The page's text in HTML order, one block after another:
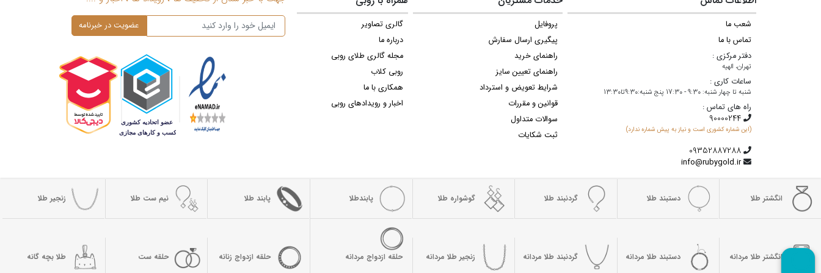
شعب ما
تماس با ما
دفتر مرکزی :
تهران، الهیه
ساعات کاری :
شنبه تا چهار شنبه: 9:30 - 17:30 پنج شنبه:9:30تا13:30
راه های تماس :
(این شماره کشوری است و نیاز به پیش شماره ندارد)
info@rubygold.ir
پروفایل
پیگیری ارسال سفارش
راهنمای خرید
راهنمای تعیین سایز
شرایط تعویض و استرداد
قوانین و مقررات
سوالات متداول
ثبت شکایات
گالری تصاویر
درباره ما
مجله گالری طلای روبی
روبی کلاب
همکاری با ما
اخبار و رویدادهای روبی
انگشتر طلا دستبند طلا گردنبند طلا گوشواره طلا پابندطلا پابند طلا نیم ست طلا زنجیر طلا
انگشتر طلا مردانه دستبند طلا مردانه گردنبند طلا مردانه زنجیر طلا مردانه حلقه ازدواج مردانه حلقه ازدواج زنانه حلقه ست طلا بچه گانه